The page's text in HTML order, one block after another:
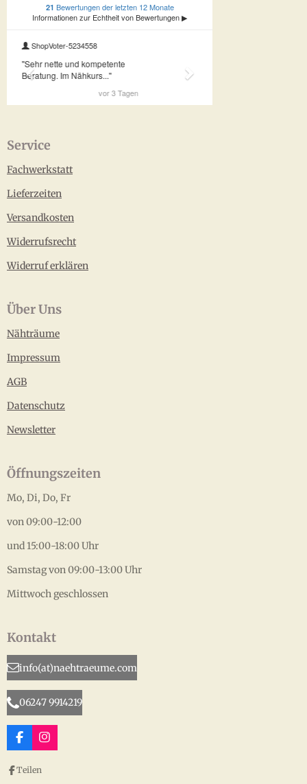
Service
Fachwerkstatt
Lieferzeiten
Versandkosten
Widerrufsrecht
Widerruf erklären
Über Uns
Nähträume
Impressum
AGB
Datenschutz
Newsletter
Öffnungszeiten
Mo, Di, Do, Fr
von 09:00-12:00
und 15:00-18:00 Uhr
Samstag von 09:00-13:00 Uhr
Mittwoch geschlossen
Kontakt
info(at)naehtraeume.com
06247 9914219
F
a
c
e
I
n
Teilen